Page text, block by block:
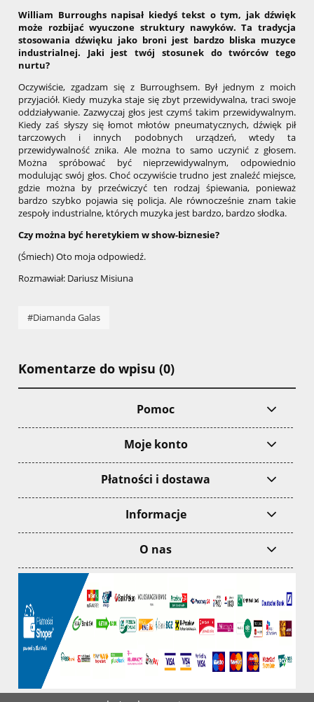
William Burroughs napisał kiedyś tekst o tym, jak dźwięk
może rozbijać wyuczone struktury nawyków. Ta tradycja
stosowania dźwięku jako broni jest bardzo bliska muzyce
industrialnej. Jaki jest twój stosunek do twórców tego
nurtu?
Oczywiście, zgadzam się z Burroughsem. Był jednym z moich
przyjaciół. Kiedy muzyka staje się zbyt przewidywalna, traci swoje
oddziaływanie. Zazwyczaj głos jest czymś takim przewidywalnym.
Kiedy zaś słyszy się łomot młotów pneumatycznych, dźwięk pił
tarczowych i innych podobnych urządzeń, wtedy ta
przewidywalność znika. Ale można to samo uczynić z głosem.
Można spróbować być nieprzewidywalnym, odpowiednio
modulując swój głos. Choć oczywiście trudno jest znaleźć miejsce,
gdzie można by przećwiczyć ten rodzaj śpiewania, ponieważ
bardzo szybko pojawia się policja. Ale równocześnie znam takie
zespoły industrialne, których muzyka jest bardzo, bardzo słodka.
Czy można być heretykiem w show-biznesie?
(Śmiech) Oto moja odpowiedź.
Rozmawiał: Dariusz Misiuna
#Diamanda Galas
Komentarze do wpisu (0)
Pomoc
Moje konto
Płatności i dostawa
Informacje
O nas